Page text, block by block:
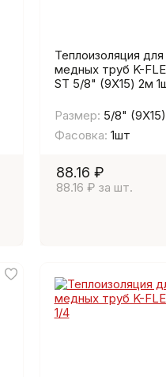
Теплоизоляция для
медных труб K-
ST 5/8" (9Х15) 2м
Размер: 5/8" (9Х15)
Фасовка: 1шт
88.16 ₽
88.16 ₽ за шт.